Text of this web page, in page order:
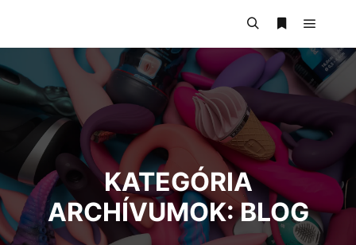
KATEGÓRIA
ARCHÍVUMOK:BLOG